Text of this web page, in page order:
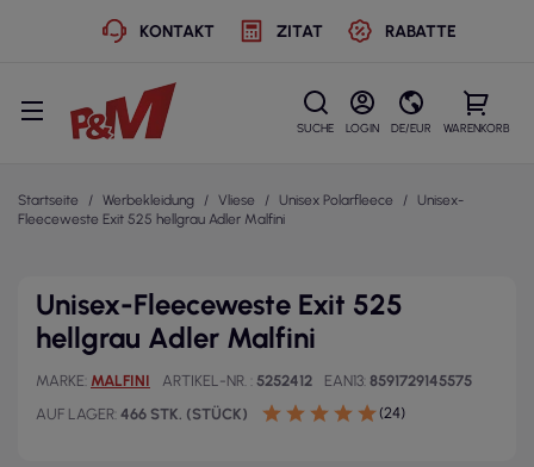
KONTAKT ZITAT RABATTE
SUCHE LOGIN DE/EUR WARENKORB
Startseite Werbekleidung Vliese Unisex Polarfleece
Unisex-
Fleeceweste Exit 525 hellgrau Adler Malfini
Unisex-Fleeceweste Exit 525
hellgrau Adler Malfini
MARKE MALFINI ARTIKEL-NR. 5252412 EAN13 8591729145575
AUF LAGER 466 STK. (STÜCK) (24)